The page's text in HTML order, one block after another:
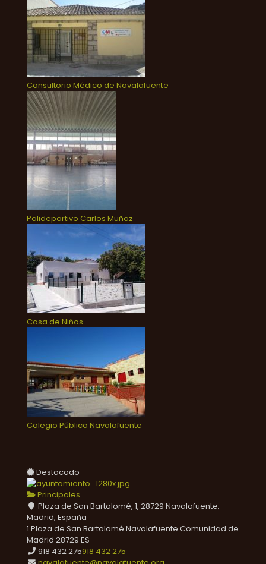
Consultorio Médico de Navalafuente
Polideportivo Carlos Muñoz
Casa de Niños
Colegio Público Navalafuente
Destacado
Principales
Plaza de San Bartolomé, 1, 28729 Navalafuente,
Madrid, España
1 Plaza de San Bartolomé Navalafuente Comunidad de
Madrid 28729 ES
918 432 275918 432 275